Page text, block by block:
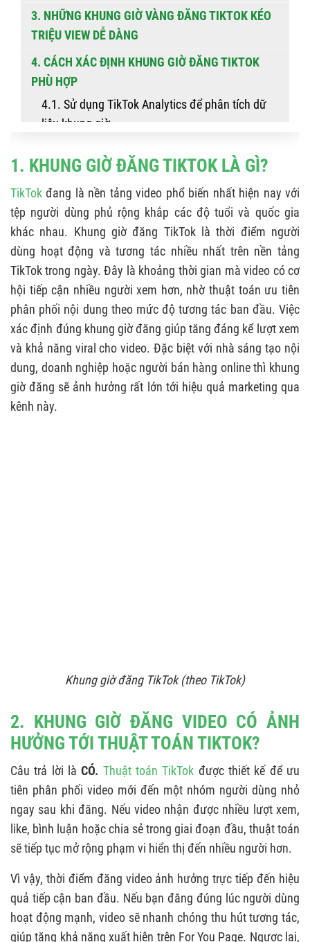
3. NHỮNG KHUNG GIỜ VÀNG ĐĂNG TIKTOK KÉO
TRIỆU VIEW DỄ DÀNG
4. CÁCH XÁC ĐỊNH KHUNG GIỜ ĐĂNG TIKTOK
PHÙ HỢP
4.1. Sử dụng TikTok Analytics để phân tích dữ
liệu khung giờ
4.4. Duy trì khung giờ ổn định
1. KHUNG GIỜ ĐĂNG TIKTOK LÀ GÌ?
TikTokđang là nền tảng video phổ biến nhất hiện nay với
tệp người dùng phủ rộng khắp các độ tuổi và quốc gia
khác nhau. Khung giờ đăng TikTok là thời điểm người
dùng hoạt động và tương tác nhiều nhất trên nền tảng
TikTok trong ngày. Đây là khoảng thời gian mà video có cơ
hội tiếp cận nhiều người xem hơn, nhờ thuật toán ưu tiên
phân phối nội dung theo mức độ tương tác ban đầu. Việc
xác định đúng khung giờ đăng giúp tăng đáng kể lượt xem
và khả năng viral cho video. Đặc biệt với nhà sáng tạo nội
dung, doanh nghiệp hoặc người bán hàng online thì khung
giờ đăng sẽ ảnh hưởng rất lớn tới hiệu quả marketing qua
kênh này.
Khung giờ đăng TikTok (theo TikTok)
2. KHUNG GIỜ ĐĂNG VIDEO CÓ ẢNH
HƯỞNG TỚI THUẬT TOÁN TIKTOK?
Câu trả lời làCÓ. Thuật toán TikTok được thiết kế để ưu
tiên phân phối video mới đến một nhóm người dùng nhỏ
ngay sau khi đăng. Nếu video nhận được nhiều lượt xem,
like, bình luận hoặc chia sẻ trong giai đoạn đầu, thuật toán
sẽ tiếp tục mở rộng phạm vi hiển thị đến nhiều người hơn.
Vì vậy, thời điểm đăng video ảnh hưởng trực tiếp đến hiệu
quả tiếp cận ban đầu. Nếu bạn đăng đúng lúc người dùng
hoạt động mạnh, video sẽ nhanh chóng thu hút tương tác,
giúp tăng khả năng xuất hiện trên For You Page. Ngược lại,